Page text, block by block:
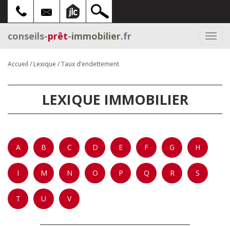
conseils-prêt-immobilier.fr
Accueil / Lexique /Taux d’endettement
LEXIQUE IMMOBILIER
A B C D E F G H
I M N O P Q R S
T U V